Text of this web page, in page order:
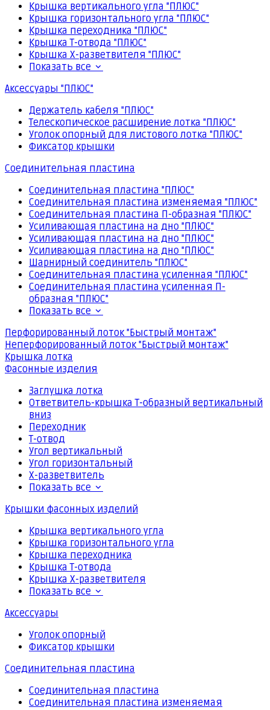
Крышка вертикального угла "ПЛЮС"
Крышка горизонтального угла "ПЛЮС"
Крышка переходника "ПЛЮС"
Крышка Т-отвода "ПЛЮС"
Крышка Х-разветвителя "ПЛЮС"
Показать все
Аксессуары "ПЛЮС"
Держатель кабеля "ПЛЮС"
Телескопическое расширение лотка "ПЛЮС"
Уголок опорный для листового лотка "ПЛЮС"
Фиксатор крышки
Соединительная пластина
Соединительная пластина "ПЛЮС"
Соединительная пластина изменяемая "ПЛЮС"
Соединительная пластина П-образная "ПЛЮС"
Усиливающая пластина на дно "ПЛЮС"
Усиливающая пластина на дно "ПЛЮС"
Усиливающая пластина на дно "ПЛЮС"
Шарнирный соединитель "ПЛЮС"
Соединительная пластина усиленная "ПЛЮС"
Соединительная пластина усиленная П-
образная "ПЛЮС"
Показать все
Перфорированный лоток "Быстрый монтаж"
Неперфорированный лоток "Быстрый монтаж"
Крышка лотка
Фасонные изделия
Заглушка лотка
Ответвитель-крышка Т-образный вертикальный
вниз
Переходник
Т-отвод
Угол вертикальный
Угол горизонтальный
Х-разветвитель
Показать все
Крышки фасонных изделий
Крышка вертикального угла
Крышка горизонтального угла
Крышка переходника
Крышка Т-отвода
Крышка Х-разветвителя
Показать все
Аксессуары
Уголок опорный
Фиксатор крышки
Соединительная пластина
Соединительная пластина
Соединительная пластина изменяемая